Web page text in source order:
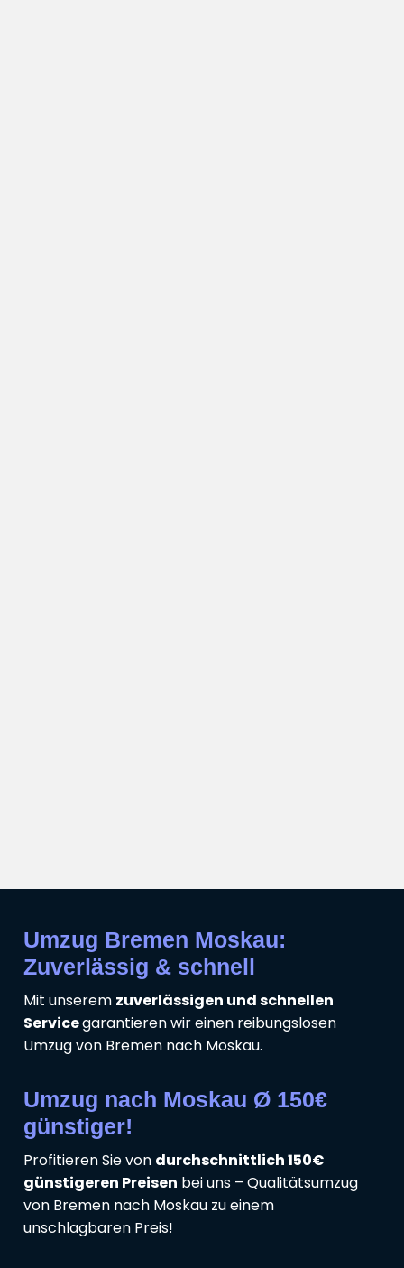
Umzug Bremen Moskau:
Zuverlässig & schnell
Mit unserem zuverlässigen und schnellen
Servicegarantieren wir einen reibungslosen
Umzug von Bremen nach Moskau.
Umzug nach Moskau Ø 150€
günstiger!
Profitieren Sie von durchschnittlich 150€
günstigeren Preisen bei uns – Qualitätsumzug
von Bremen nach Moskau zu einem
unschlagbaren Preis!